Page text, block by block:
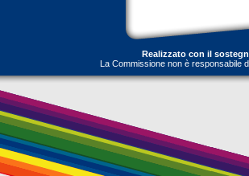
Realizzato con il
La Commissione non è responsabile